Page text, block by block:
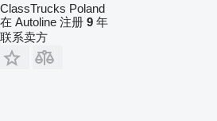
ClassTrucks Poland
在 Autoline 注册 9 年
联系卖方